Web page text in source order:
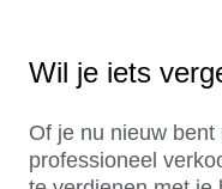
Wil je iets
Of je nu nieuw
professioneel